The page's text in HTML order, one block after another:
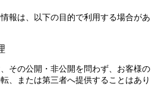
報は、以下の目的で利用する場合があ
その公開・非公開を問わず、お客様の
、または第三者へ提供することはあり